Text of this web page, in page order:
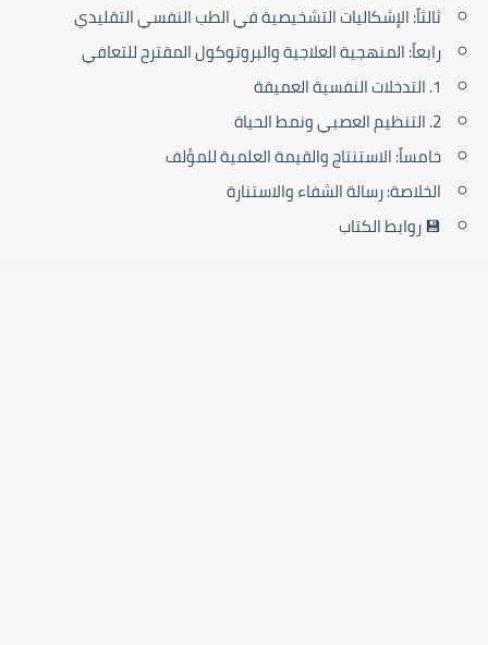
ثالثاً: الإشكاليات التشخيصية في الطب النفسي التقليدي
رابعاً: المنهجية العلاجية والبروتوكول المقترح للتعافي
1. التدخلات النفسية العميقة
2. التنظيم العصبي ونمط الحياة
خامساً: الاستنتاج والقيمة العلمية للمؤلف
الخلاصة: رسالة الشفاء والاستنارة
💾 روابط الكتاب